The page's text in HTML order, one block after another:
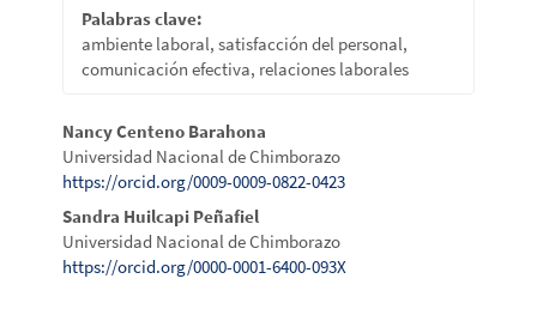
Palabras clave:
ambiente laboral, satisfacción del personal,
comunicación efectiva, relaciones laborales
Contenido
principal
del
artículo
Nancy Centeno Barahona
Universidad Nacional de Chimborazo
https://orcid.org/0009-0009-0822-0423
Sandra Huilcapi Peñafiel
Universidad Nacional de Chimborazo
https://orcid.org/0000-0001-6400-093X